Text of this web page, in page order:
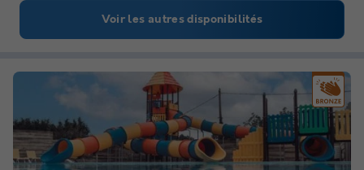
Voir les autres disponibilités